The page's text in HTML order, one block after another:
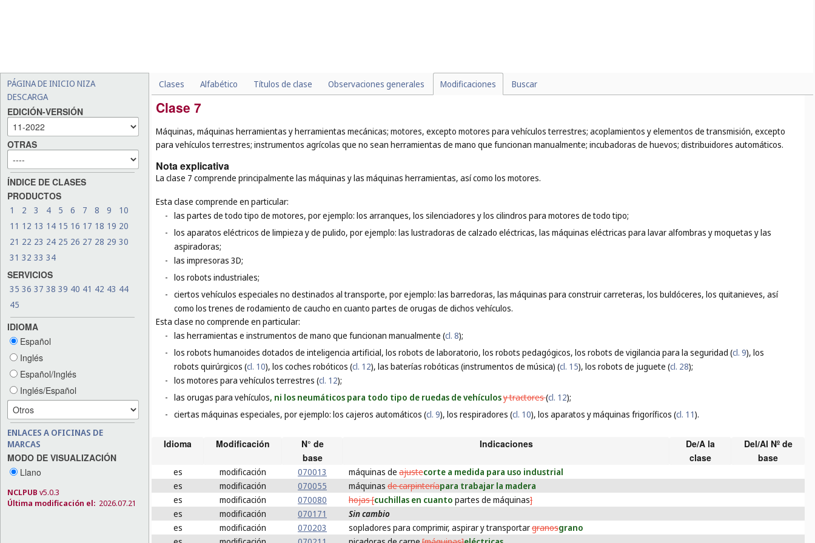
PÁGINA DE INICIO NIZA
DESCARGA
EDICIÓN-VERSIÓN
OTRAS
ÍNDICE DE CLASES
PRODUCTOS
1 2 3 4 5 6 7 8 9
10
11 12 13 14 15 16 17 18 19 20
21 22 23 24 25 26 27 28 29 30
31 32 33 34
SERVICIOS
35 36 37 38 39 40 41 42 43 44
45
IDIOMA
Español
Inglés
Español/Inglés
Inglés/Español
ENLACES A OFICINAS DE
MARCAS
MODO DE VISUALIZACIÓN
Llano
NCLPUB v5.0.3
Última modificación el: 2026.07.21
Clases Alfabético Títulos de clase Observaciones generales Modificaciones Buscar
Clase 7
Máquinas, máquinas herramientas y herramientas mecánicas; motores, excepto motores para vehículos terrestres; acoplamientos y elementos de transmisión, excepto
para vehículos terrestres; instrumentos agrícolas que no sean herramientas de mano que funcionan manualmente; incubadoras de huevos; distribuidores automáticos.
Nota explicativa
La clase 7 comprende principalmente las máquinas y las máquinas herramientas, así como los motores.
Esta clase comprende en particular:
- las partes de todo tipo de motores, por ejemplo: los arranques, los silenciadores y los cilindros para motores de todo tipo;
- los aparatos eléctricos de limpieza y de pulido, por ejemplo: las lustradoras de calzado eléctricas, las máquinas eléctricas para lavar alfombras y moquetas y las
aspiradoras;
- las impresoras 3D;
- los robots industriales;
- ciertos vehículos especiales no destinados al transporte, por ejemplo: las barredoras, las máquinas para construir carreteras, los buldóceres, los quitanieves, así
como los trenes de rodamiento de caucho en cuanto partes de orugas de dichos vehículos.
Esta clase no comprende en particular:
- las herramientas e instrumentos de mano que funcionan manualmente (cl. 8);
- los robots humanoides dotados de inteligencia artificial, los robots de laboratorio, los robots pedagógicos, los robots de vigilancia para la seguridad (cl. 9), los
robots quirúrgicos (cl. 10), los coches robóticos (cl. 12), las baterías robóticas (instrumentos de música) (cl. 15), los robots de juguete (cl. 28);
- los motores para vehículos terrestres (cl. 12);
- las orugas para vehículos, ni los neumáticos para todo tipo de ruedas de vehículosy tractores(cl. 12);
- ciertas máquinas especiales, por ejemplo: los cajeros automáticos (cl. 9), los respiradores (cl. 10), los aparatos y máquinas frigoríficos (cl. 11).
Idioma Modificación
N° de
base
Indicaciones
De/A la
clase
Del/Al Nº de
base
es modificación 070013 máquinas de ajustecorte a medida para uso industrial
es
modificación 070055 máquinas de carpinteríapara trabajar la madera
es
modificación 070080 hojas [cuchillas en cuanto partes de máquinas]
es
modificación 070171
Sin cambio
es
modificación 070203 sopladores para comprimir, aspirar y transportargranosgrano